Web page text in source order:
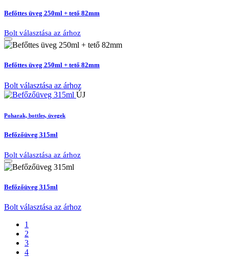
Befőttes üveg 250ml + tető 82mm
Bolt választása az árhoz
Befőttes üveg 250ml + tető 82mm
Bolt választása az árhoz
ÚJ
Poharak, bottles, üvegek
Befőzőüveg 315ml
Bolt választása az árhoz
Befőzőüveg 315ml
Bolt választása az árhoz
1
2
3
4